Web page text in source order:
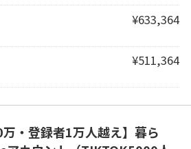
¥633,364
¥511,364
万・登録者1万人越え】暮ら